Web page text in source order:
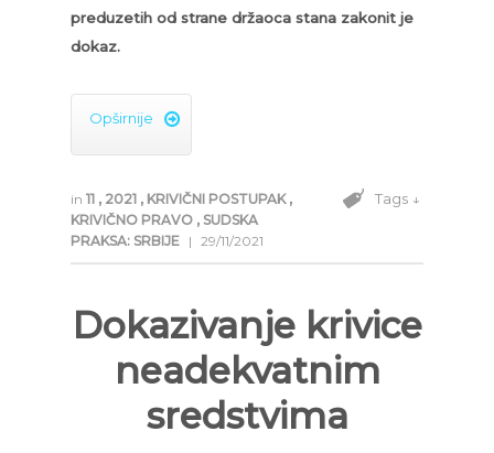
preduzetih od strane držaoca stana zakonit je
dokaz.
Opširnije 
in 11 , 2021 , KRIVIČNI POSTUPAK ,
KRIVIČNO PRAVO , SUDSKA
PRAKSA: SRBIJE | 29/11/2021
Tags ↓
Dokazivanje krivice
neadekvatnim
sredstvima